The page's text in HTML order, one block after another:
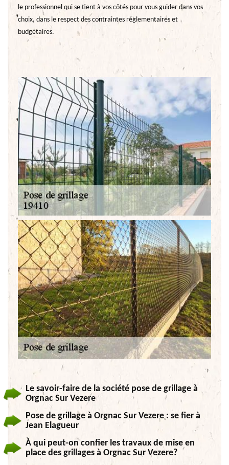
le professionnel qui se tient à vos côtés pour vous guider dans vos
choix, dans le respect des contraintes réglementaires et
budgétaires.
Le savoir-faire de la société pose de grillage à
Orgnac Sur Vezere
Pose de grillage à Orgnac Sur Vezere : se fier à
Jean Elagueur
À qui peut-on confier les travaux de mise en
place des grillages à Orgnac Sur Vezere?